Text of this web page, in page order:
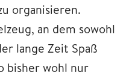
organisieren.
an dem sowohl
lange Zeit Spaß
bisher wohl nur